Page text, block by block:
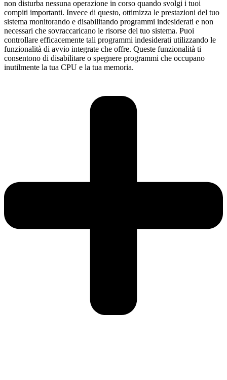
non disturba nessuna operazione in corso quando svolgi i tuoi
compiti importanti. Invece di questo, ottimizza le prestazioni del tuo
sistema monitorando e disabilitando programmi indesiderati e non
necessari che sovraccaricano le risorse del tuo sistema. Puoi
controllare efficacemente tali programmi indesiderati utilizzando le
funzionalità di avvio integrate che offre. Queste funzionalità ti
consentono di disabilitare o spegnere programmi che occupano
inutilmente la tua CPU e la tua memoria.